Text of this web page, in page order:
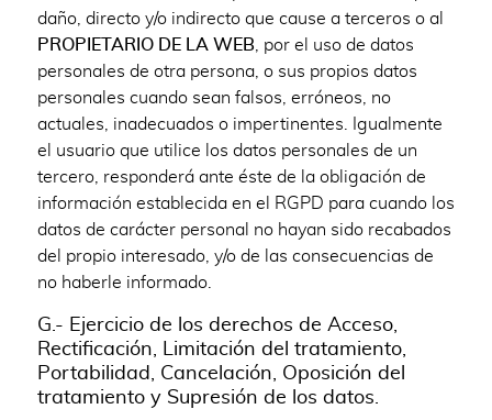
daño, directo y/o indirecto que cause a terceros o al
PROPIETARIO DE LA WEB , por el uso de datos
personales de otra persona, o sus propios datos
personales cuando sean falsos, erróneos, no
actuales, inadecuados o impertinentes. Igualmente
el usuario que utilice los datos personales de un
tercero, responderá ante éste de la obligación de
información establecida en el RGPD para cuando los
datos de carácter personal no hayan sido recabados
del propio interesado, y/o de las consecuencias de
no haberle informado.
G.- Ejercicio de los derechos de Acceso,
Rectificación, Limitación del tratamiento,
Portabilidad, Cancelación, Oposición del
tratamiento y Supresión de los datos.